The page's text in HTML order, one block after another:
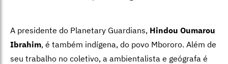
A presidente do Planetary Guardians, Hindou Oumarou
Ibrahim, é também indígena, do povo Mbororo. Além de
seu trabalho no coletivo, a ambientalista e geógrafa é